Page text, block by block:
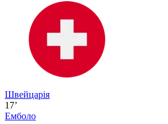
Швейцарія
17’
Емболо